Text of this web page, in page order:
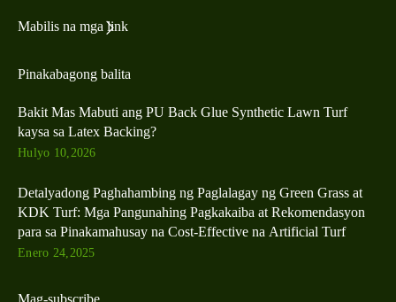
Mabilis na mga link
Pinakabagong balita
Bakit Mas Mabuti ang PU Back Glue Synthetic Lawn Turf
kaysa sa Latex Backing?
Hulyo 10,2026
Detalyadong Paghahambing ng Paglalagay ng Green Grass at
KDK Turf: Mga Pangunahing Pagkakaiba at Rekomendasyon
para sa Pinakamahusay na Cost-Effective na Artificial Turf
Enero 24,2025